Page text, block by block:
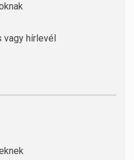
vagy hírlevél